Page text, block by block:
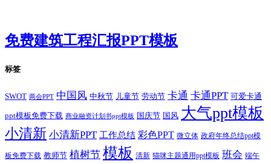
免费建筑工程汇报PPT模板
标签
SWOT 两会PPT 中国风 中秋节 儿童节 劳动节 卡通 卡通PPT 可爱卡通
ppt模板免费下载 商业融资计划书ppt模板 国庆节 国风 大气ppt模板
小清新 小清新PPT 工作总结 彩色PPT 微立体 政府年终总结ppt模
板免费下载 教师节 植树节 模板 清新 猫咪主题通用ppt模板 班会 端午